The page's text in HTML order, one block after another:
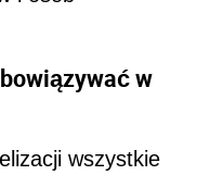
w
wszystkie